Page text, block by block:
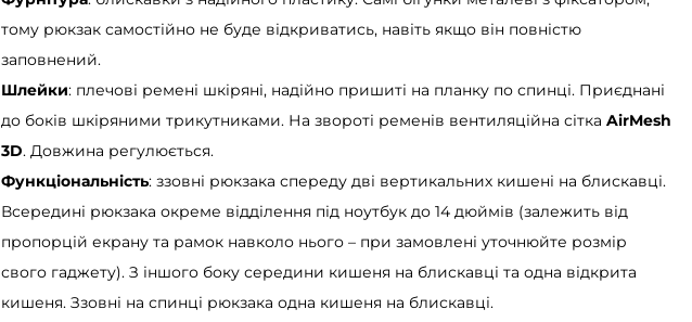
O
тому рюкзак самостійно не буде відкриватись, навіть якщо він повністю
заповнений.
Шлейки: плечові ремені шкіряні, надійно пришиті на планку по спинці. Приєднані
до боків шкіряними трикутниками. На звороті ременів вентиляційна сітка AirMesh
3D. Довжина регулюється.
Функціональність: ззовні рюкзака спереду дві вертикальних кишені на блискавці.
Всередині рюкзака окреме відділення під ноутбук до 14 дюймів (залежить від
пропорцій екрану та рамок навколо нього – при замовлені уточнюйте розмір
свого гаджету). З іншого боку середини кишеня на блискавці та одна відкрита
кишеня. Ззовні на спинці рюкзака одна кишеня на блискавці.